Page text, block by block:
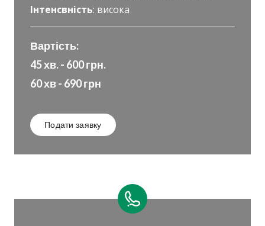
Інтенсвність: висока
Вартість:
45 хв. - 600 грн.
60 хв - 690 грн
Подати заявку